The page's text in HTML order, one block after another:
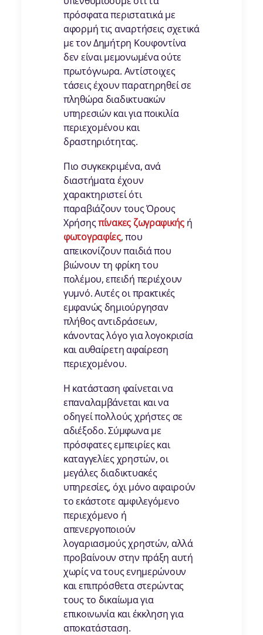
πρόσφατα περιστατικά με
αφορμή τις αναρτήσεις σχετικά
με τον Δημήτρη Κουφοντίνα
δεν είναι μεμονωμένα ούτε
πρωτόγνωρα. Αντίστοιχες
τάσεις έχουν παρατηρηθεί σε
πληθώρα διαδικτυακών
υπηρεσιών και για ποικιλία
περιεχομένου και
δραστηριότητας.
Πιο συγκεκριμένα, ανά
διαστήματα έχουν
χαρακτηριστεί ότι
παραβιάζουν τους Όρους
Χρήσηςπίνακες ζωγραφικής ή
φωτογραφίες, που
απεικονίζουν παιδιά που
βιώνουν τη φρίκη του
πολέμου, επειδή περιέχουν
γυμνό. Αυτές οι πρακτικές
εμφανώς δημιούργησαν
πλήθος αντιδράσεων,
κάνοντας λόγο για λογοκρισία
και αυθαίρετη αφαίρεση
περιεχομένου.
Η κατάσταση φαίνεται να
επαναλαμβάνεται και να
οδηγεί πολλούς χρήστες σε
αδιέξοδο. Σύμφωνα με
πρόσφατες εμπειρίες και
καταγγελίες χρηστών, οι
μεγάλες διαδικτυακές
υπηρεσίες, όχι μόνο αφαιρούν
το εκάστοτε αμφιλεγόμενο
περιεχόμενο ή
απενεργοποιούν
λογαριασμούς χρηστών, αλλά
προβαίνουν στην πράξη αυτή
χωρίς να τους ενημερώνουν
και επιπρόσθετα στερώντας
τους το δικαίωμα για
επικοινωνία και έκκληση για
αποκατάσταση.